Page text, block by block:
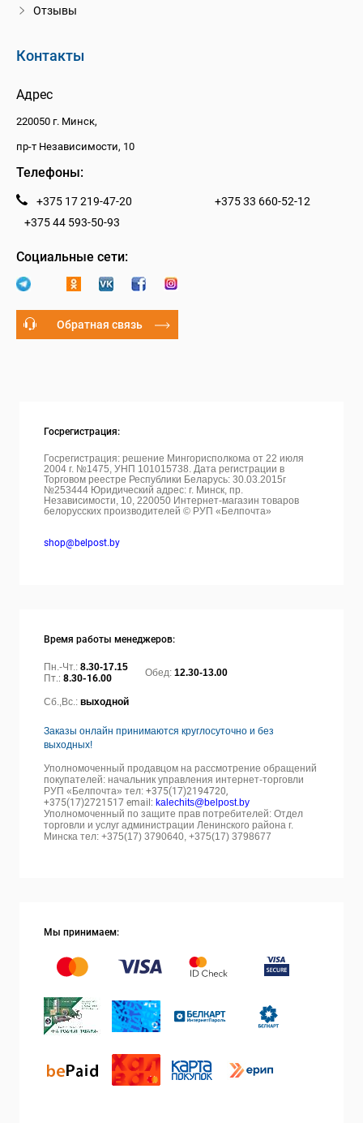
Отзывы
Контакты
Адрес
220050 г. Минск,
пр-т Независимости, 10
Телефоны:
+375 17 219-47-20
+375 33 660-52-12
+375 44 593-50-93
Социальные сети:
Обратная связь
Госрегистрация:
Госрегистрация: решение Мингорисполкома от 22 июля
2004 г. №1475, УНП 101015738. Дата регистрации в
Торговом реестре Республики Беларусь: 30.03.2015г
№253444 Юридический адрес: г. Минск, пр.
Независимости, 10, 220050 Интернет-магазин товаров
белорусских производителей © РУП «Белпочта»
shop@belpost.by
Время работы менеджеров:
Пн.-Чт.: 8.30-17.15
Пт.: 8.30-16.00 Обед: 12.30-13.00
Сб.,Вс.: выходной
Заказы онлайн принимаются круглосуточно и без
выходных!
Уполномоченный продавцом на рассмотрение обращений
покупателей: начальник управления интернет-торговли
РУП «Белпочта» тел: +375(17)2194720,
+375(17)2721517 email: kalechits@belpost.by
Уполномоченный по защите прав потребителей: Отдел
торговли и услуг администрации Ленинского района г.
Минска тел: +375(17) 3790640, +375(17) 3798677
Мы принимаем: